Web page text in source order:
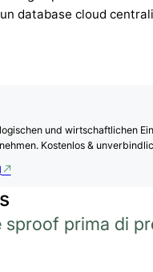
database cloud
und wirtschaftlichen
Kostenlos &
sproof prima di